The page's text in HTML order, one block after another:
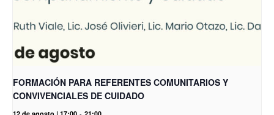
FORMACIÓN PARA REFERENTES COMUNITARIOS Y
CONVIVENCIALES DE CUIDADO